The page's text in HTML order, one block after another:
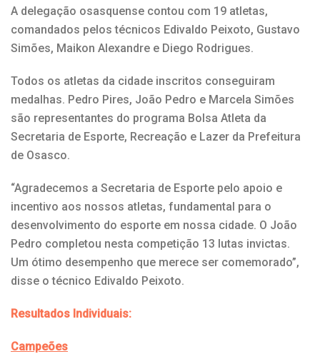
A delegação osasquense contou com 19 atletas,
comandados pelos técnicos Edivaldo Peixoto, Gustavo
Simões, Maikon Alexandre e Diego Rodrigues.
Todos os atletas da cidade inscritos conseguiram
medalhas. Pedro Pires, João Pedro e Marcela Simões
são representantes do programa Bolsa Atleta da
Secretaria de Esporte, Recreação e Lazer da Prefeitura
de Osasco.
“Agradecemos a Secretaria de Esporte pelo apoio e
incentivo aos nossos atletas, fundamental para o
desenvolvimento do esporte em nossa cidade. O João
Pedro completou nesta competição 13 lutas invictas.
Um ótimo desempenho que merece ser comemorado”,
disse o técnico Edivaldo Peixoto.
Resultados Individuais:
Campeões